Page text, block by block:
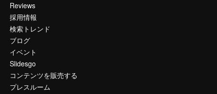
Reviews
採用情報
検索トレンド
ブログ
イベント
Slidesgo
コンテンツを販売する
プレスルーム